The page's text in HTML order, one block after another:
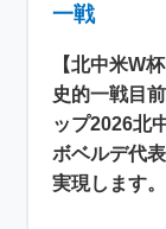
一戦
【北中米W
史的一戦目
ップ2026北
ボベルデ代
実現します